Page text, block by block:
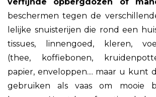
beschermen tegen de
lelijke snuisterijen die rond een
tissues, linnengoed, kleren,
(thee, koffiebonen,
papier, enveloppen.... maar u kunt
gebruiken als vaas om mooie